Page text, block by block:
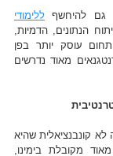
גם להיחשףללימודי
הנתונים, הדמיות,
עוסק יותר בפן
מאוד נדרשים
לא קונבנציאלית שהיא
מאוד מקובלת בימינו,